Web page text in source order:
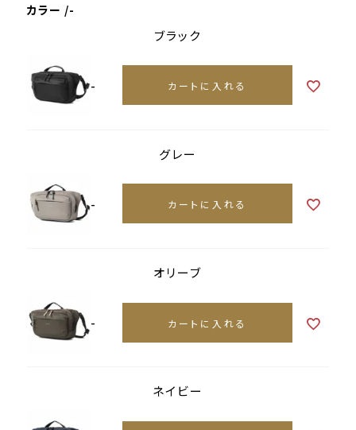
カラー -
ブラック
- カートに入れる
グレー
- カートに入れる
オリーブ
- カートに入れる
ネイビー